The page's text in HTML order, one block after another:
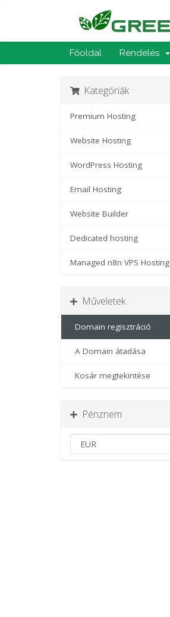
Főoldal Rendelés
Kategóriák
Premium Hosting
Website Hosting
WordPress Hosting
Email Hosting
Website Builder
Dedicated hosting
Managed n8n VPS Hosting
Műveletek
Domain regisztráció
A Domain átadása
Kosár megtekintése
Pénznem